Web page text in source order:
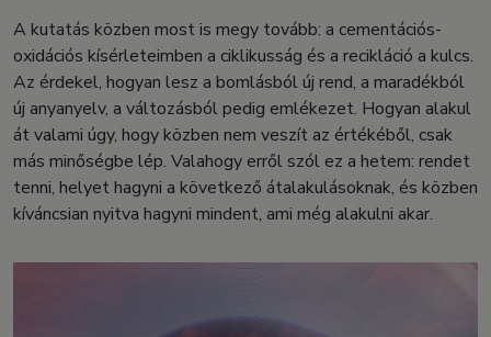
A kutatás közben most is megy tovább: a cementációs-
oxidációs kísérleteimben a ciklikusság és a recikláció a kulcs.
Az érdekel, hogyan lesz a bomlásból új rend, a maradékból
új anyanyelv, a változásból pedig emlékezet. Hogyan alakul
át valami úgy, hogy közben nem veszít az értékéből, csak
más minőségbe lép. Valahogy erről szól ez a hetem: rendet
tenni, helyet hagyni a következő átalakulásoknak, és közben
kíváncsian nyitva hagyni mindent, ami még alakulni akar.